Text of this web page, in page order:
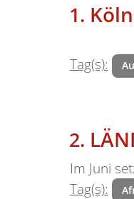
Tag(s):
Im Juni
Tag(s):